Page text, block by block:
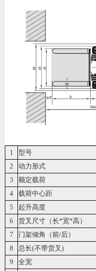
1 型号
2
动力形式
3
额定载荷
4
载荷中心距
5
起升高度
6
货叉尺寸（长*宽*高）
7
门架倾角（前/后）
8
总长(不带货叉)
9
全宽